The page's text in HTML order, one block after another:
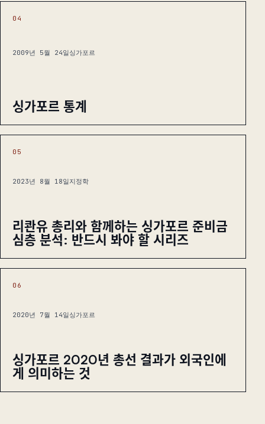
04
2009년 5월 24일싱가포르
싱가포르 통계
05
2023년 8월 18일지정학
리콴유 총리와 함께하는 싱가포르 준비금
심층 분석: 반드시 봐야 할 시리즈
06
2020년 7월 14일싱가포르
싱가포르 2020년 총선 결과가 외국인에
게 의미하는 것